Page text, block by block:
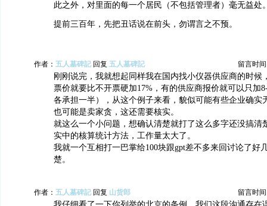
此之外，对里面的每一个居民（不包括管理者）毫无益处
提前三百年，先把丑话说在前头，勿谓言之不预。
作者： 五人墓碑記 回复 五人墓碑記 留言时间
刚刚说完，我就想起同样我在国内找小仪器供应商的时候
票价就要比不开票硬加17%，有的供应商报价就可以只加
各承担一半），从这个例子来看，貌似可能有些企业确实
也可能是卖家贪，这还需要核实。
就这么一个小问题，想确认清楚就打了这么多字还没搞清
实中的核算统计方法，工作量太大了。
我就一个互相打一巴掌给100块跟gpt差不多来回讨论了好
楚。
作者： 五人墓碑記 回复 山货郎 留言时间